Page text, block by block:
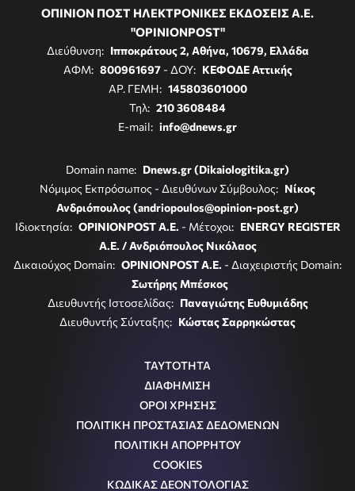
ΟΠΙΝΙΟΝ ΠΟΣΤ ΗΛΕΚΤΡΟΝΙΚΕΣ ΕΚΔΟΣΕΙΣ Α.Ε.
"OPINIONPOST"
Διεύθυνση: Ιπποκράτους 2, Αθήνα, 10679, Ελλάδα
ΑΦΜ: 800961697- ΔΟΥ: ΚΕΦΟΔΕ Αττικής
ΑΡ. ΓΕΜΗ: 145803601000
Τηλ: 210 3608484
E-mail: info@dnews.gr
Domain name: Dnews.gr (Dikaiologitika.gr)
Νόμιμος Εκπρόσωπος - Διευθύνων Σύμβουλος: Νίκος
Ανδριόπουλος (andriopoulos@opinion-post.gr)
Ιδιοκτησία: OPINIONPOST A.E. - Μέτοχοι: ENERGY REGISTER
Α.Ε. / Ανδριόπουλος Νικόλαος
Δικαιούχος Domain: OPINIONPOST A.E. - Διαχειριστής Domain:
Σωτήρης Μπέσκος
Διευθυντής Ιστοσελίδας: Παναγιώτης Ευθυμιάδης
Διευθυντής Σύνταξης: Κώστας Σαρρηκώστας
ΤΑΥΤΟΤΗΤΑ
ΔΙΑΦΗΜΙΣΗ
ΟΡΟΙ ΧΡΗΣΗΣ
ΠΟΛΙΤΙΚΗ ΠΡΟΣΤΑΣΙΑΣ ΔΕΔΟΜΕΝΩΝ
ΠΟΛΙΤΙΚΗ ΑΠΟΡΡΗΤΟΥ
COOKIES
ΚΩΔΙΚΑΣ ΔΕΟΝΤΟΛΟΓΙΑΣ